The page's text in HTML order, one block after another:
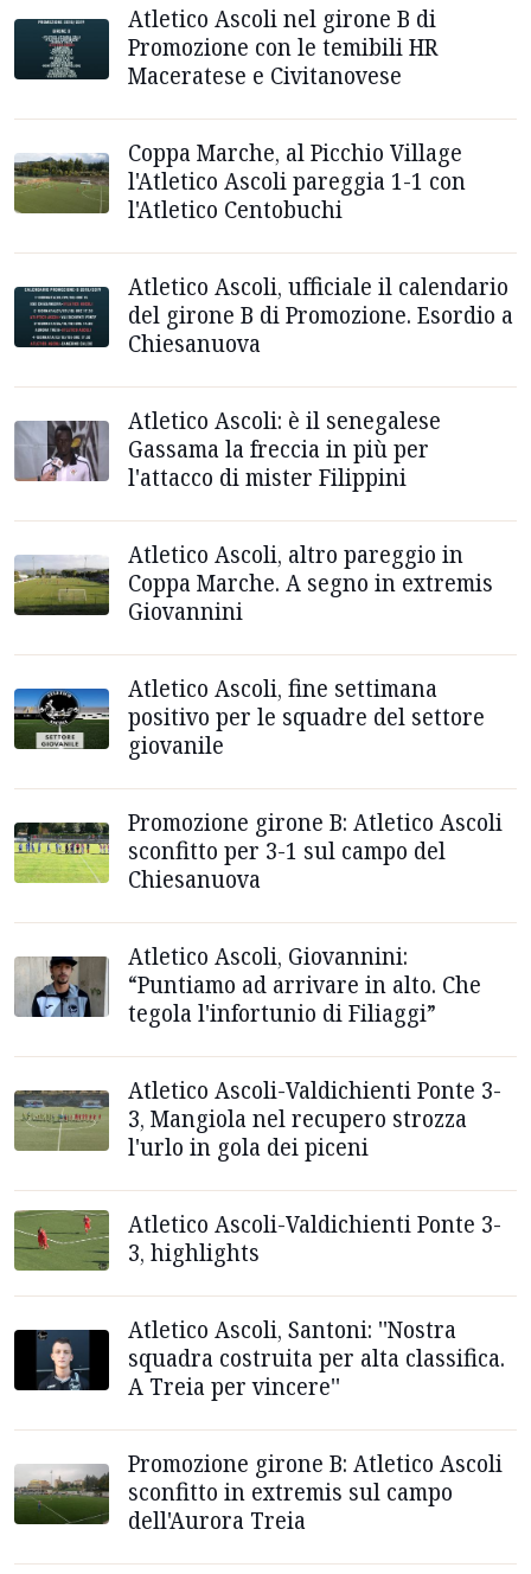
Atletico Ascoli nel girone B di
Promozione con le temibili HR
Maceratese e Civitanovese
Coppa Marche, al Picchio Village
l'Atletico Ascoli pareggia 1-1 con
l'Atletico Centobuchi
Atletico Ascoli, ufficiale il calendario
del girone B di Promozione. Esordio a
Chiesanuova
Atletico Ascoli: è il senegalese
Gassama la freccia in più per
l'attacco di mister Filippini
Atletico Ascoli, altro pareggio in
Coppa Marche. A segno in extremis
Giovannini
Atletico Ascoli, fine settimana
positivo per le squadre del settore
giovanile
Promozione girone B: Atletico Ascoli
sconfitto per 3-1 sul campo del
Chiesanuova
Atletico Ascoli, Giovannini:
“Puntiamo ad arrivare in alto. Che
tegola l'infortunio di Filiaggi”
Atletico Ascoli-Valdichienti Ponte 3-
3, Mangiola nel recupero strozza
l'urlo in gola dei piceni
Atletico Ascoli-Valdichienti Ponte 3-
3, highlights
Atletico Ascoli, Santoni: ''Nostra
squadra costruita per alta classifica.
A Treia per vincere''
Promozione girone B: Atletico Ascoli
sconfitto in extremis sul campo
dell'Aurora Treia